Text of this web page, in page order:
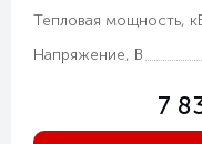
Тепловая мощность,
Напряжение, В
7